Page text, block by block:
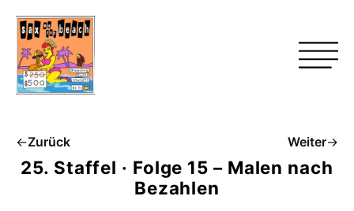
←Zurück Weiter→
25. Staffel · Folge 15 – Malen nach
Bezahlen